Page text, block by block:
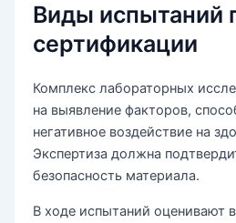
Виды испытаний
сертификации
Комплекс лабораторных
на выявление факторов,
негативное воздействие на
Экспертиза должна
безопасность материала.
В ходе испытаний оценивают